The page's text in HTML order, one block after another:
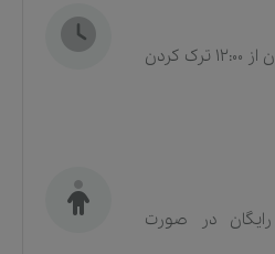
وارد شدن از 14:00 ترک کردن از 12:00 ترک کردن
رایگان در صورت